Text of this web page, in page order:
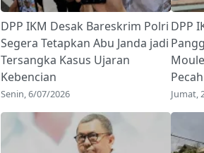
DPP IKM Desak Bareskrim Polri
Segera Tetapkan Abu Janda jadi
Tersangka Kasus Ujaran
Kebencian
Senin, 6/07/2026
DPP
Jumat,